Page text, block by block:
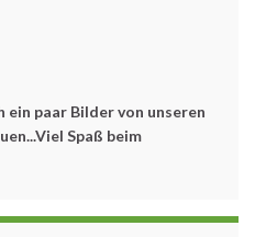
paar Bilder von unseren
Spaß beim